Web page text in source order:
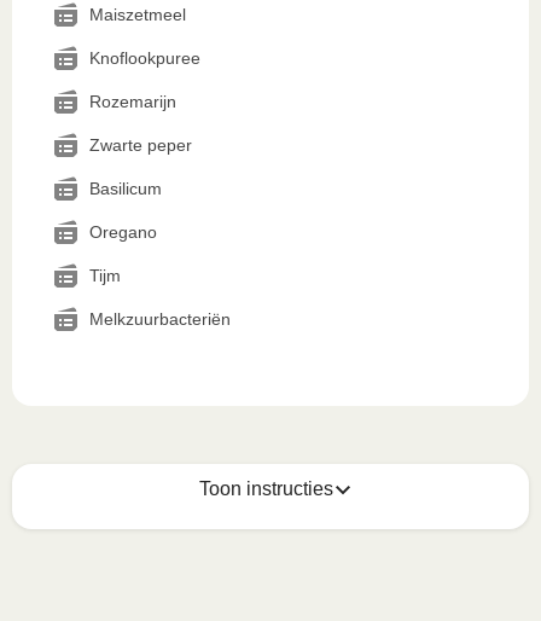
Maiszetmeel
Knoflookpuree
Rozemarijn
Zwarte peper
Basilicum
Oregano
Tijm
Melkzuurbacteriën
Toon instructies
Zo geniet je er op z'n best van